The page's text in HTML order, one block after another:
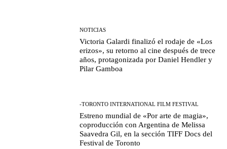
NOTICIAS
Victoria Galardi finalizó el rodaje de «Los
erizos», su retorno al cine después de trece
años, protagonizada por Daniel Hendler y
Pilar Gamboa
-TORONTO INTERNATIONAL FILM FESTIVAL
Estreno mundial de «Por arte de magia»,
coproducción con Argentina de Melissa
Saavedra Gil, en la sección TIFF Docs del
Festival de Toronto